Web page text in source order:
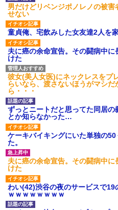
後続車にクラクションを鳴ら
され彼氏が逆切れ。「何クラク
ション鳴らしてんだ！降りてこ
いよ！」と怒鳴りだし...
【衝撃】報酬100万円超の治験
募集がこちらｗｗｗｗｗ(※画像
あり)
【ネット騒然】惨殺されたタ
ワマン頂き女子のこの動画、す
げえええええｗｗｗｗｗｗｗｗ
ｗｗｗ
【愕然】白のクラウン俺氏、
高速道路左車線を制限速度で走
った結果wwwwwwwwwwww
百年の恋12-899 食べた量を
張り合ってくる
【悲報】佐藤輝明・・・２軍
でも盛大にやらかす←あまり悲
しませないでくれ
男だけどリベンジポノレノの被
せない
童貞俺、宅飲みした女友達2人を
夫に癌の余命宣告。その闘病中
けた
彼女(美人女医)にネックレスをプ
らいなら、渡さないほうがマシ
ら・・・
ずっとニートだと思ってた同居
とか知らなかった…
ケーキバイキングにいた単独の
た。
夫に癌の余命宣告。その闘病中
けた
わい(42)渋谷の夜のサービスで
ｗｗｗｗｗｗｗｗ